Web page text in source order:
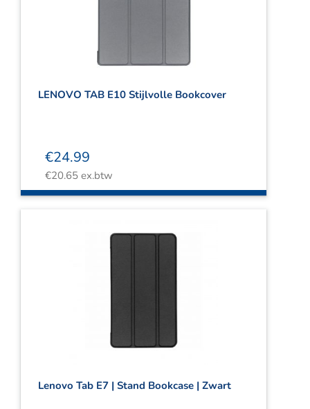
LENOVO TAB E10 Stijlvolle Bookcover
€24.99
€20.65ex.btw
Lenovo Tab E7 | Stand Bookcase | Zwart